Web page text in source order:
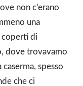
non c’erano
una
coperti di
dove trovavamo
spesso
che ci